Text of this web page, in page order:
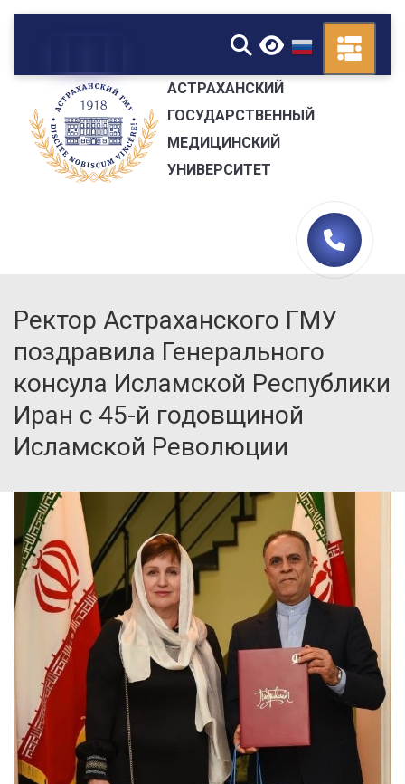
▼
АСТРАХАНСКИЙ
ГОСУДАРСТВЕННЫЙ
МЕДИЦИНСКИЙ
УНИВЕРСИТЕТ
Ректор Астраханского ГМУ
поздравила Генерального
консула Исламской Республики
Иран с 45-й годовщиной
Исламской Революции